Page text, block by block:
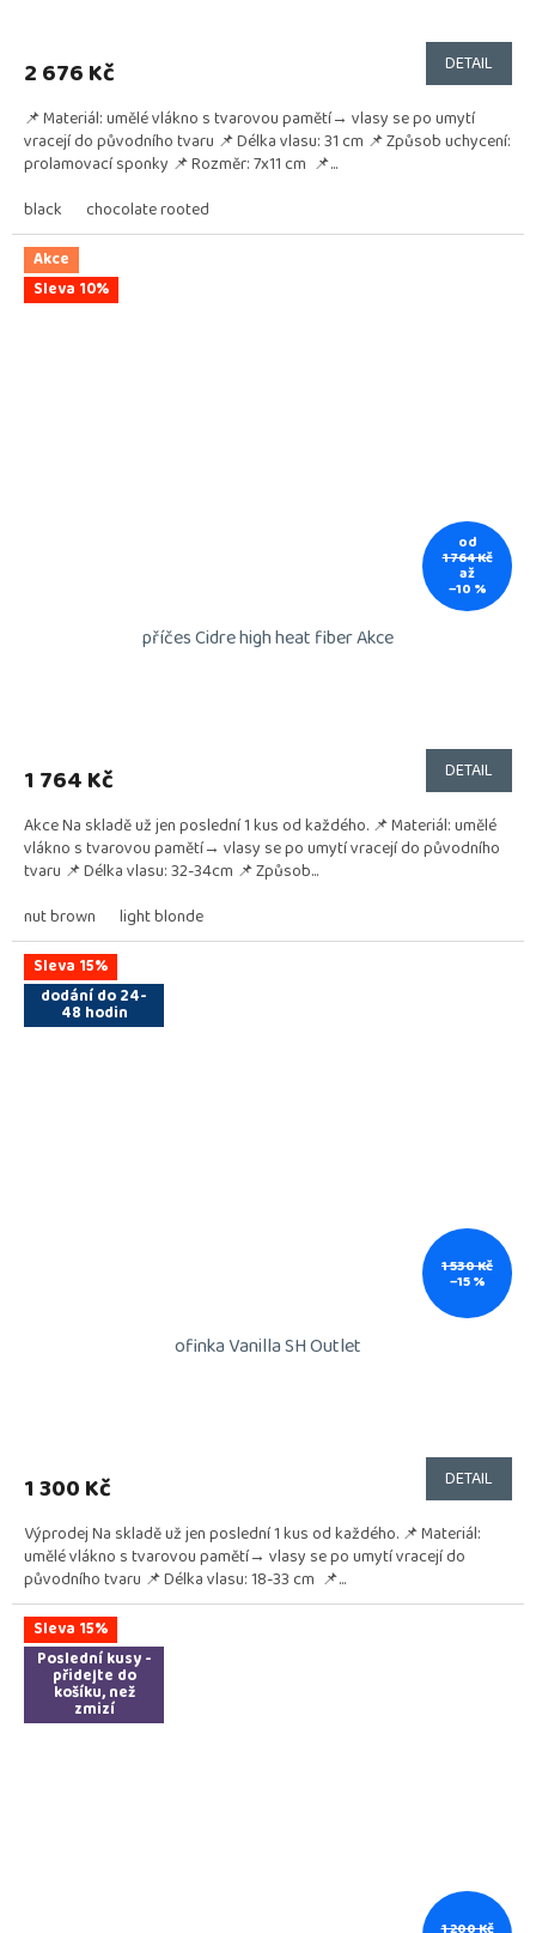
2 676 Kč DETAIL
📌 Materiál: umělé vlákno s tvarovou pamětí→ vlasy se po umytí
vracejí do původního tvaru 📌 Délka vlasu: 31 cm 📌 Způsob uchycení:
prolamovací sponky 📌 Rozměr: 7x11 cm 📌...
black
chocolate rooted
Akce
Sleva 10%
od
1 764 Kč
až
–10 %
příčes Cidre high heat fiber Akce
1 764 Kč DETAIL
Akce Na skladě už jen poslední 1 kus od každého. 📌 Materiál: umělé
vlákno s tvarovou pamětí→ vlasy se po umytí vracejí do původního
tvaru 📌 Délka vlasu: 32-34cm 📌 Způsob...
nut brown
light blonde
Sleva 15%
dodání do 24-
48 hodin
1 530 Kč
–15 %
ofinka Vanilla SH Outlet
1 300 Kč DETAIL
Výprodej Na skladě už jen poslední 1 kus od každého. 📌 Materiál:
umělé vlákno s tvarovou pamětí→ vlasy se po umytí vracejí do
původního tvaru 📌 Délka vlasu: 18-33 cm 📌...
Sleva 15%
Poslední kusy -
přidejte do
košíku, než
zmizí
1 200 Kč